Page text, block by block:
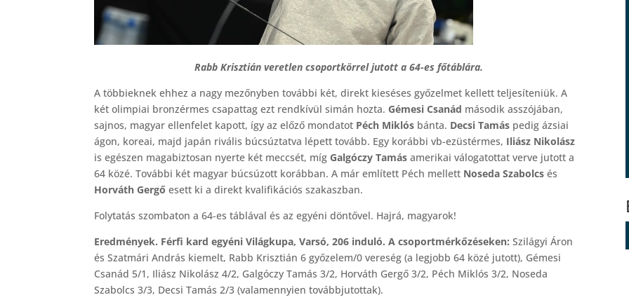
Rabb Krisztián veretlen csoportkörrel jutott a 64-es főtáblára.
A többieknek ehhez a nagy mezőnyben további két, direkt kieséses győzelmet kellett teljesíteniük. A
két olimpiai bronzérmes csapattag ezt rendkívül simán hozta. Gémesi Csanád második asszójában,
sajnos, magyar ellenfelet kapott, így az előző mondatot Péch Miklós bánta. Decsi Tamás pedig ázsiai
ágon, koreai, majd japán rivális búcsúztatva lépett tovább. Egy korábbi vb-ezüstérmes, Iliász Nikolász
is egészen magabiztosan nyerte két meccsét, míg Galgóczy Tamás amerikai válogatottat verve jutott a
64 közé. További két magyar búcsúzott korábban. A már említett Péch mellett Noseda Szabolcsés
Horváth Gergő esett ki a direkt kvalifikációs szakaszban.
Folytatás szombaton a 64-es táblával és az egyéni döntővel. Hajrá, magyarok!
Eredmények. Férfi kard egyéni Világkupa, Varsó, 206 induló. A csoportmérkőzéseken:Szilágyi Áron
és Szatmári András kiemelt, Rabb Krisztián 6 győzelem/0 vereség (a legjobb 64 közé jutott), Gémesi
Csanád 5/1, Iliász Nikolász 4/2, Galgóczy Tamás 3/2, Horváth Gergő 3/2, Péch Miklós 3/2, Noseda
Szabolcs 3/3, Decsi Tamás 2/3 (valamennyien továbbjutottak).